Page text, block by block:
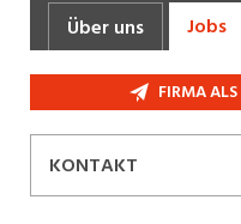
Über uns Jobs
FIRMA
KONTAKT